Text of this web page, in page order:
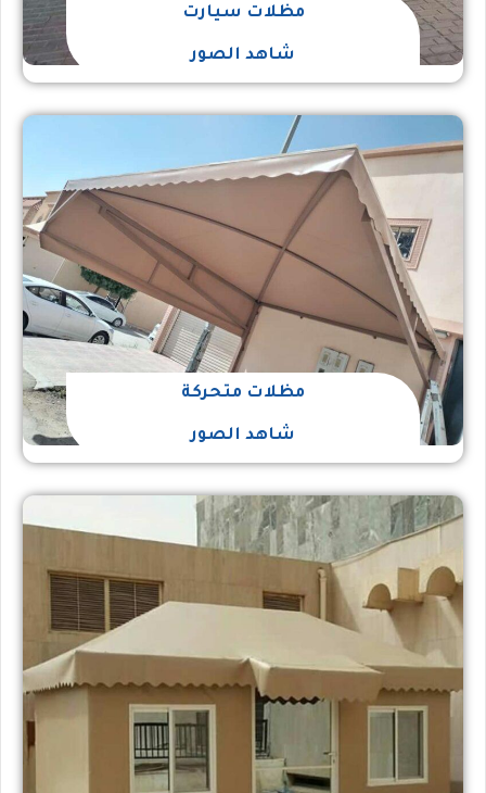
مظلات سيارت
شاهد الصور
مظلات متحركة
شاهد الصور